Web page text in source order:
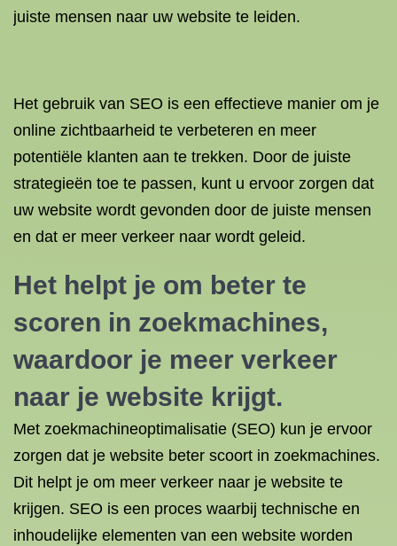
juiste mensen naar uw website te leiden.
Het gebruik van SEO is een effectieve manier om je
online zichtbaarheid te verbeteren en meer
potentiële klanten aan te trekken. Door de juiste
strategieën toe te passen, kunt u ervoor zorgen dat
uw website wordt gevonden door de juiste mensen
en dat er meer verkeer naar wordt geleid.
Het helpt je om beter te
scoren in zoekmachines,
waardoor je meer verkeer
naar je website krijgt.
Met zoekmachineoptimalisatie (SEO) kun je ervoor
zorgen dat je website beter scoort in zoekmachines.
Dit helpt je om meer verkeer naar je website te
krijgen. SEO is een proces waarbij technische en
inhoudelijke elementen van een website worden